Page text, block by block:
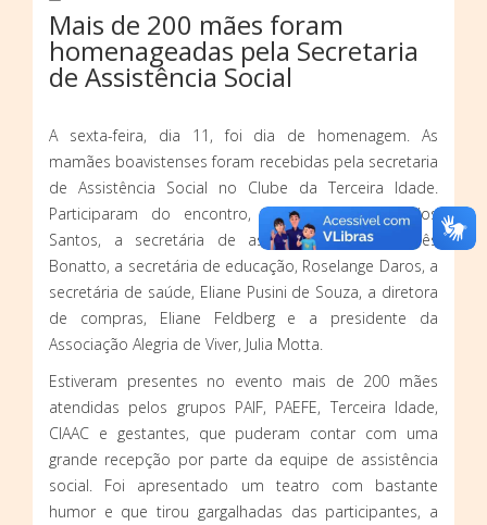
Mais de 200 mães foram
homenageadas pela Secretaria
de Assistência Social
A sexta-feira, dia 11, foi dia de homenagem. As
mamães boavistenses foram recebidas pela secretaria
de Assistência Social no Clube da Terceira Idade.
Participaram do encontro, o prefeito Leonir dos
Santos, a secretária de assistência social, Ivonês
Bonatto, a secretária de educação, Roselange Daros, a
secretária de saúde, Eliane Pusini de Souza, a diretora
de compras, Eliane Feldberg e a presidente da
Associação Alegria de Viver, Julia Motta.
Estiveram presentes no evento mais de 200 mães
atendidas pelos grupos PAIF, PAEFE, Terceira Idade,
CIAAC e gestantes, que puderam contar com uma
grande recepção por parte da equipe de assistência
social. Foi apresentado um teatro com bastante
humor e que tirou gargalhadas das participantes, a